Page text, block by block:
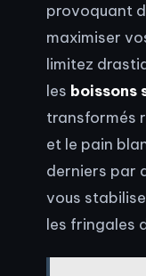
provoquant
maximiser
limitez
les boissons
transformés
et le pain
derniers par
vous
les fringales